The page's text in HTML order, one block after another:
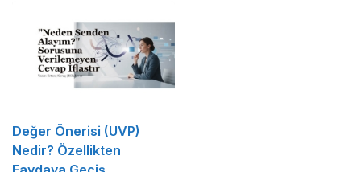
Değer Önerisi (UVP)
Nedir? Özellikten